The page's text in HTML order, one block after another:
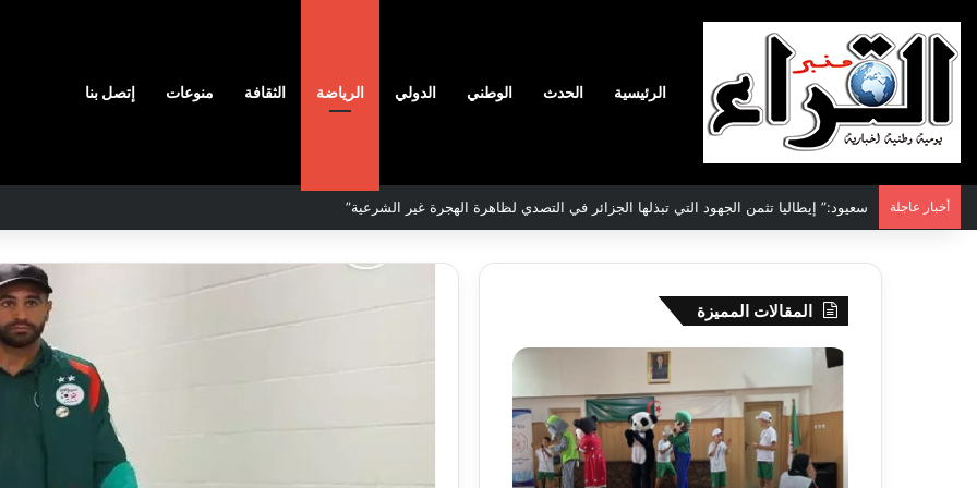
الرئيسية الحدث الوطني الدولي الرياضة الثقافة منوعات إتصل بنا
أخبار عاجلة سعيود:” إيطاليا تثمن الجهود التي تبذلها الجزائر في التصدي لظاهرة الهجرة غير الشرعية”
المقالات المميزة
جيجل:
انطلاق
المخيم
لفائدة
2026-08-03